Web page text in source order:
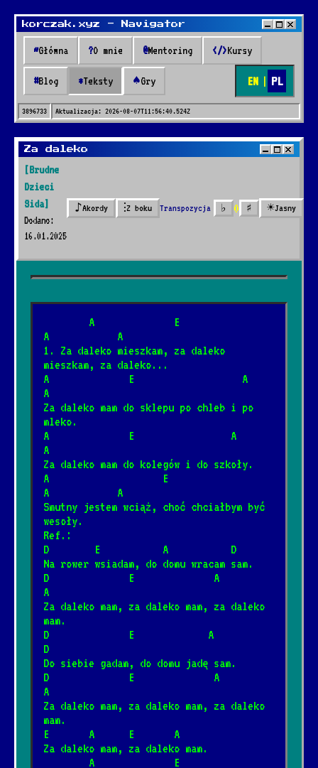
korczak.xyz - Navigator
~Główna ?O mnie @Mentoring </>Kursy
#Blog *Teksty ♠Gry EN | PL
3896733 Aktualizacja: 2026-08-07T11:56:40.524Z
Teksty
Nazywali go marynarz
22.01.2025 [Artur Andrus]
Piłem w Spale spałem w Pile
[Artur Andrus]
Rzuć jakieś drobne na wino
8.08.2024 [Brudne Dzieci Sida]📺
* Trzy akordy darcie mordy
[Brudne Dzieci Sida] 📺
[Brudne Dzieci Sida] 📺
17.01.2025
Wehikuł czasu
Za daleko
[Brudne
Dzieci
Sida]
Dodano:
16.01.2025
♪Akordy ⫶Z boku Transpozycja ♭ 0 ♯ ☀Jasny
A            A
1. Za daleko mieszkam, za daleko
mieszkam, za daleko...
A              E                   A
A
Za daleko mam do sklepu po chleb i po
mleko.
A              E                 A
A
Za daleko mam do kolegów i do szkoły.
A                    E
A            A
Smutny jestem wciąż, choć chciałbym być
wesoły.
Ref.:
D        E           A           D
Na rower wsiadam, do domu wracam sam.
D              E              A
A
Za daleko mam, za daleko mam, za daleko
mam.
D              E             A
D
Do siebie gadam, do domu jadę sam.
D              E              A
A
Za daleko mam, za daleko mam, za daleko
mam.
E       A      E       A
Za daleko mam, za daleko mam.